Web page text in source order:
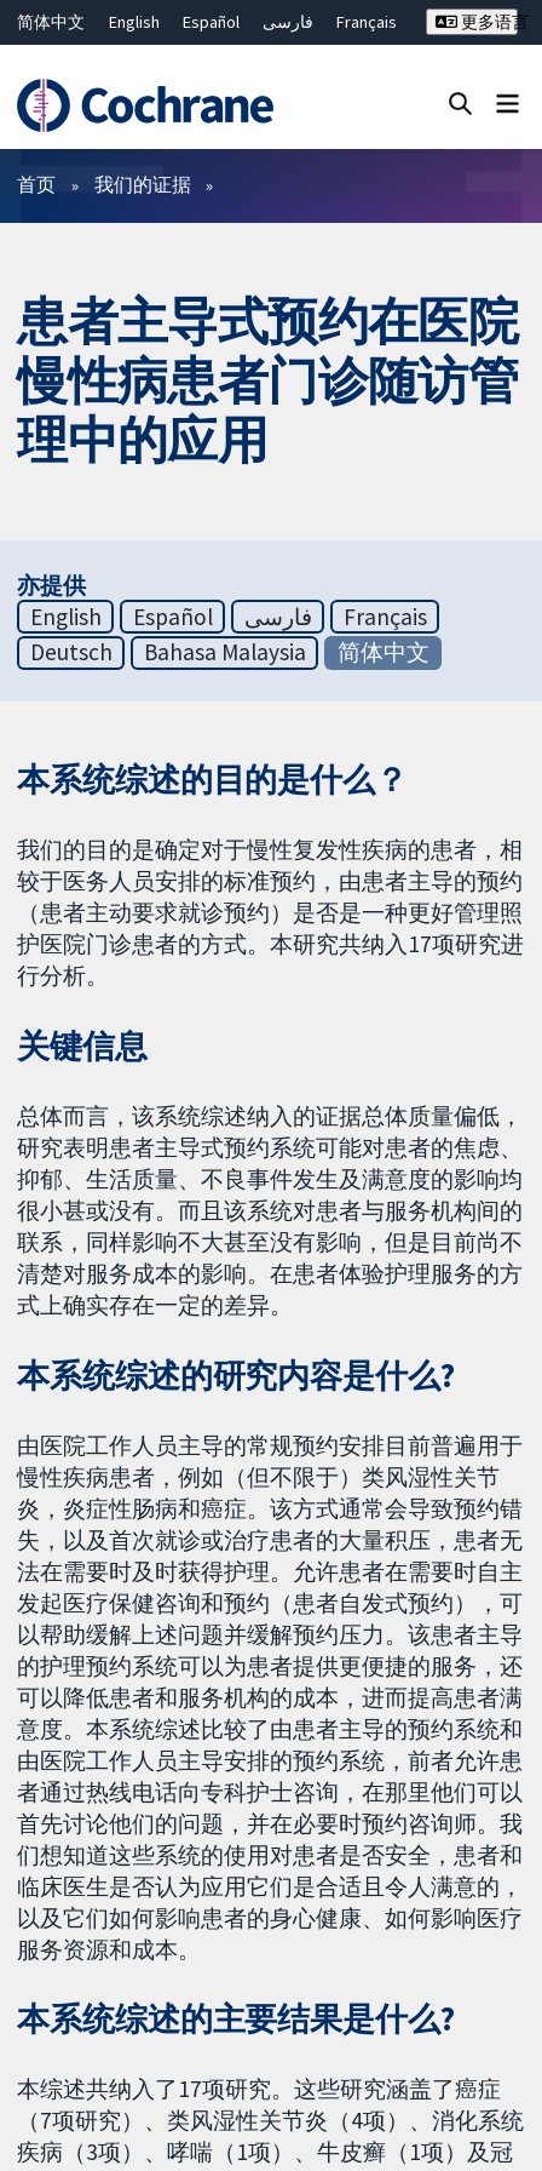
简体中文 English Español فارسی
Français
ไทย
繁體中文
更多语言
过滤
首页 我们的证据
患者主导式预约在医院
慢性病患者门诊随访管
理中的应用
亦提供
English
Español فارسی
Français
Deutsch
Bahasa Malaysia 简体中文
本系统综述的目的是什么？
我们的目的是确定对于慢性复发性疾病的患者，相
较于医务人员安排的标准预约，由患者主导的预约
（患者主动要求就诊预约）是否是一种更好管理照
护医院门诊患者的方式。本研究共纳入17项研究进
行分析。
关键信息
总体而言，该系统综述纳入的证据总体质量偏低，
研究表明患者主导式预约系统可能对患者的焦虑、
抑郁、生活质量、不良事件发生及满意度的影响均
很小甚或没有。而且该系统对患者与服务机构间的
联系，同样影响不大甚至没有影响，但是目前尚不
清楚对服务成本的影响。在患者体验护理服务的方
式上确实存在一定的差异。
本系统综述的研究内容是什么?
由医院工作人员主导的常规预约安排目前普遍用于
慢性疾病患者，例如（但不限于）类风湿性关节
炎，炎症性肠病和癌症。该方式通常会导致预约错
失，以及首次就诊或治疗患者的大量积压，患者无
法在需要时及时获得护理。允许患者在需要时自主
发起医疗保健咨询和预约（患者自发式预约），可
以帮助缓解上述问题并缓解预约压力。该患者主导
的护理预约系统可以为患者提供更便捷的服务，还
可以降低患者和服务机构的成本，进而提高患者满
意度。本系统综述比较了由患者主导的预约系统和
由医院工作人员主导安排的预约系统，前者允许患
者通过热线电话向专科护士咨询，在那里他们可以
首先讨论他们的问题，并在必要时预约咨询师。我
们想知道这些系统的使用对患者是否安全，患者和
临床医生是否认为应用它们是合适且令人满意的，
以及它们如何影响患者的身心健康、如何影响医疗
服务资源和成本。
本系统综述的主要结果是什么?
本综述共纳入了17项研究。这些研究涵盖了癌症
（7项研究）、类风湿性关节炎（4项）、消化系统
疾病（3项）、哮喘（1项）、牛皮癣（1项）及冠